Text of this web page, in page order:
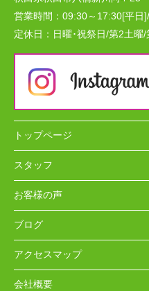
営業時間： 09:30～17:30[平日
定休日： 日曜･祝祭日/第2土曜/
トップページ
スタッフ
お客様の声
ブログ
アクセスマップ
会社概要